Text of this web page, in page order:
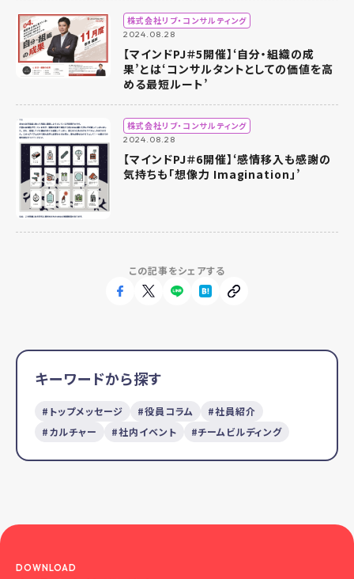
この記事をシェアする
株式会社リブ・コンサルティング
2024.08.28
【マインドPJ＃5開催】‘自分・組織の成
果’とは‘コンサルタントとしての価値を高
める最短ルート’
株式会社リブ・コンサルティング
2024.08.28
【マインドPJ＃6開催】‘感情移入も感謝の
気持ちも「想像力 Imagination」’
キーワードから探す
トップメッセージ 役員コラム
社員紹介
カルチャー
社内イベント チームビルディング
DOWNLOAD